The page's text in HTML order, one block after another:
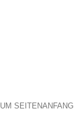
SEITENANFANG